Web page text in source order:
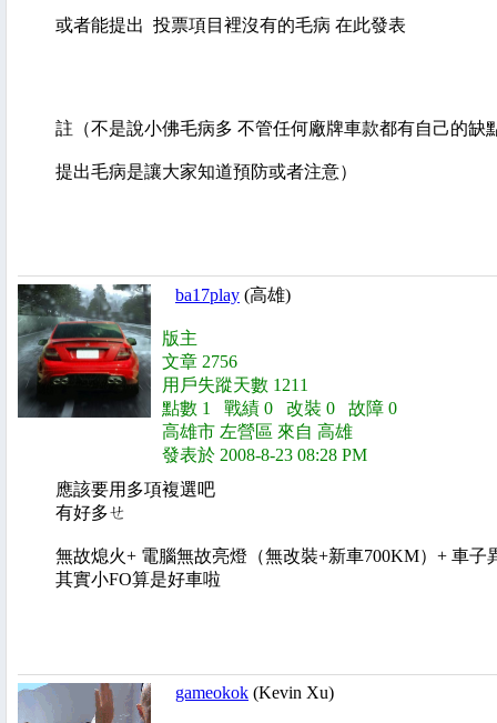
或者能提出 投票項目裡沒有的毛病 在此發表
註（不是說小佛毛病多 不管任何廠牌車款都有自己的缺
提出毛病是讓大家知道預防或者注意）
ba17play (高雄)
版主
文章 2756
用戶失蹤天數 1211
點數 1 戰績 0 改裝 0 故障 0
高雄市 左營區 來自 高雄
發表於 2008-8-23 08:28 PM
應該要用多項複選吧
有好多ㄝ
無故熄火+ 電腦無故亮燈（無改裝+新車700KM）+ 車子
其實小FO算是好車啦
gameokok (Kevin Xu)